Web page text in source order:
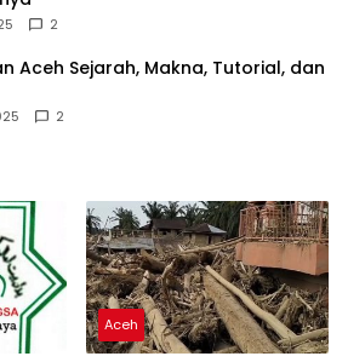
2
Aceh Sejarah, Makna, Tutorial, dan
2
Aceh